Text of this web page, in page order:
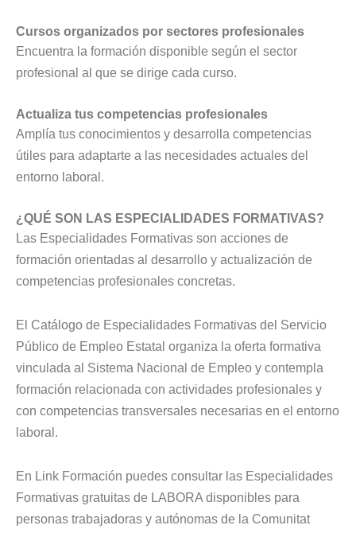
Cursos organizados por sectores profesionales
Encuentra la formación disponible según el sector
profesional al que se dirige cada curso.
Actualiza tus competencias profesionales
Amplía tus conocimientos y desarrolla competencias
útiles para adaptarte a las necesidades actuales del
entorno laboral.
¿QUÉ SON LAS ESPECIALIDADES FORMATIVAS?
Las Especialidades Formativas son acciones de
formación orientadas al desarrollo y actualización de
competencias profesionales concretas.
El Catálogo de Especialidades Formativas del Servicio
Público de Empleo Estatal organiza la oferta formativa
vinculada al Sistema Nacional de Empleo y contempla
formación relacionada con actividades profesionales y
con competencias transversales necesarias en el entorno
laboral.
En Link Formación puedes consultar las Especialidades
Formativas gratuitas de LABORA disponibles para
personas trabajadoras y autónomas de la Comunitat